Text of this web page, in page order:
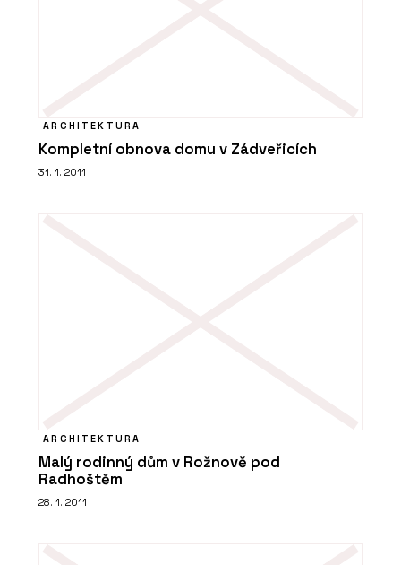
ARCHITEKTURA
Kompletní obnova domu v Zádveřicích
31. 1. 2011
ARCHITEKTURA
Malý rodinný dům v Rožnově pod
Radhoštěm
28. 1. 2011